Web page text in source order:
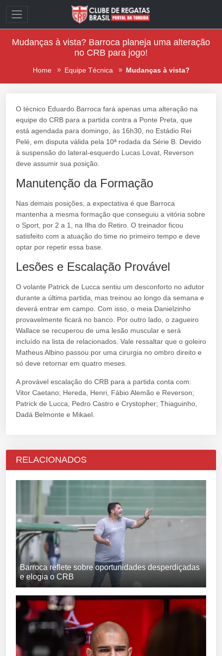
Mudanças à vista? Barroca planeja uma alteração
no CRB para jogo!
Home Equipe Técnica Mudanças à vista?
O técnico Eduardo Barroca fará apenas uma alteração na
equipe do CRB para a partida contra a Ponte Preta, que
está agendada para domingo, às 16h30, no Estádio Rei
Pelé, em disputa válida pela 10ª rodada da Série B. Devido
à suspensão do lateral-esquerdo Lucas Lovat, Reverson
deve assumir sua posição.
Manutenção da Formação
Nas demais posições, a expectativa é que Barroca
mantenha a mesma formação que conseguiu a vitória sobre
o Sport, por 2 a 1, na Ilha do Retiro. O treinador ficou
satisfeito com a atuação do time no primeiro tempo e deve
optar por repetir essa base.
Lesões e Escalação Provável
O volante Patrick de Lucca sentiu um desconforto no adutor
durante a última partida, mas treinou ao longo da semana e
deverá entrar em campo. Com isso, o meia Danielzinho
provavelmente ficará no banco. Por outro lado, o zagueiro
Wallace se recuperou de uma lesão muscular e será
incluído na lista de relacionados. Vale ressaltar que o goleiro
Matheus Albino passou por uma cirurgia no ombro direito e
só deve retornar em quatro meses.
A provável escalação do CRB para a partida conta com:
Vitor Caetano; Hereda, Henri, Fábio Alemão e Reverson;
Patrick de Lucca, Pedro Castro e Crystopher; Thiaguinho,
Dadá Belmonte e Mikael.
RELACIONADOS
Barroca reflete sobre oportunidades desperdiçadas
e elogia o CRB